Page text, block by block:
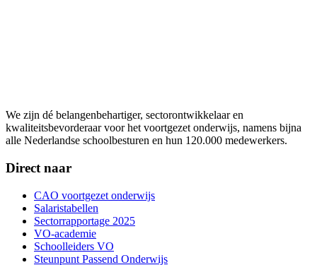
We zijn dé belangenbehartiger, sectorontwikkelaar en
kwaliteitsbevorderaar voor het voortgezet onderwijs, namens bijna
alle Nederlandse schoolbesturen en hun 120.000 medewerkers.
Direct naar
CAO voortgezet onderwijs
Salaristabellen
Sectorrapportage 2025
VO-academie
Schoolleiders VO
Steunpunt Passend Onderwijs